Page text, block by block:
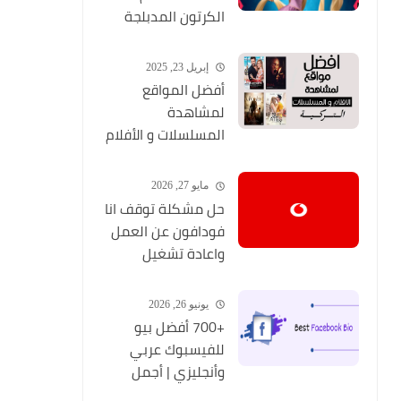
الكرتون المدبلجة
إبريل 23, 2025
أفضل المواقع
لمشاهدة
المسلسلات و الأفلام
وبجودة عالية
مايو 27, 2026
حل مشكلة توقف انا
فودافون عن العمل
واعادة تشغيل
يونيو 26, 2026
+700 أفضل بيو
للفيسبوك عربي
وأنجليزي | أجمل